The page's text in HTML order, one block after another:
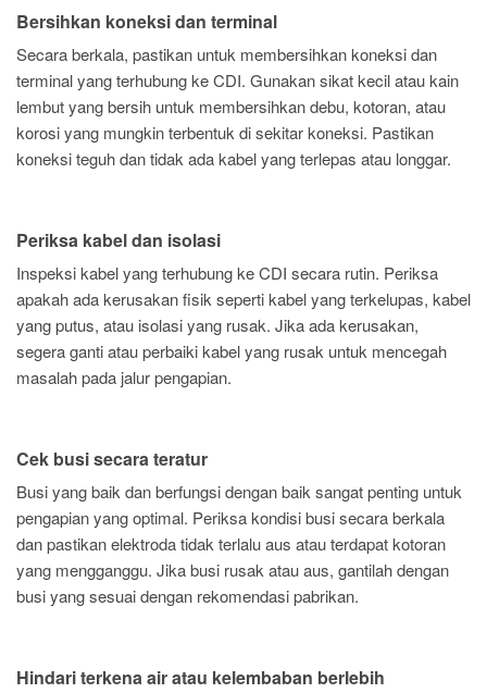
Bersihkan koneksi dan terminal
Secara berkala, pastikan untuk membersihkan koneksi dan
terminal yang terhubung ke CDI. Gunakan sikat kecil atau kain
lembut yang bersih untuk membersihkan debu, kotoran, atau
korosi yang mungkin terbentuk di sekitar koneksi. Pastikan
koneksi teguh dan tidak ada kabel yang terlepas atau longgar.
Periksa kabel dan isolasi
Inspeksi kabel yang terhubung ke CDI secara rutin. Periksa
apakah ada kerusakan fisik seperti kabel yang terkelupas, kabel
yang putus, atau isolasi yang rusak. Jika ada kerusakan,
segera ganti atau perbaiki kabel yang rusak untuk mencegah
masalah pada jalur pengapian.
Cek busi secara teratur
Busi yang baik dan berfungsi dengan baik sangat penting untuk
pengapian yang optimal. Periksa kondisi busi secara berkala
dan pastikan elektroda tidak terlalu aus atau terdapat kotoran
yang mengganggu. Jika busi rusak atau aus, gantilah dengan
busi yang sesuai dengan rekomendasi pabrikan.
Hindari terkena air atau kelembaban berlebih